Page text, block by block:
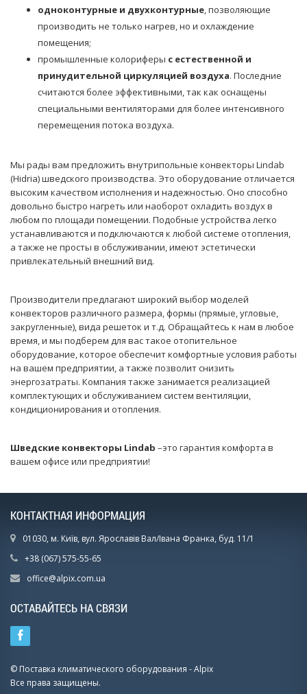
одноконтурные и двухконтурные, позволяющие
производить не только нагрев, но и охлаждение
помещения;
промышленные колориферы с естественной и
принудительной циркуляцией воздуха. Последние
считаются более эффективными, так как оснащены
специальными вентиляторами для более интенсивного
перемещения потока воздуха.
Мы рады вам предложить внутрипольные конвекторы Lindab
(Hidria) шведского производства. Это оборудование отличается
высоким качеством исполнения и надежностью. Оно способно
довольно быстро нагреть или наоборот охладить воздух в
любом по площади помещении. Подобные устройства легко
устанавливаются и подключаются к любой системе отопления,
а также не просты в обслуживании, имеют эстетически
привлекательный внешний вид.
Производители предлагают широкий выбор моделей
конвекторов различного размера, формы (прямые, угловые,
закругленные), вида решеток и т.д. Обращайтесь к нам в любое
время, и мы подберем для вас такое отопительное
оборудование, которое обеспечит комфортные условия работы
на вашем предприятии, а также позволит снизить
энергозатраты. Компания также занимается реализацией
комплектующих и обслуживанием систем вентиляции,
кондиционирования и отопления.
Шведские конвекторы Lindab –это гарантия комфорта в
вашем офисе или предприятии!
КОНТАКТНАЯ ИНФОРМАЦИЯ
01030, м. Київ, вул. Ярославів Вал/Івана Франка, буд. 11/1
+38 (067) 575-55-65
office@alpix.com.ua
ОСТАВАЙТЕСЬ НА СВЯЗИ
© Поставка климатического оборудования - Alpix
Все права защищены.